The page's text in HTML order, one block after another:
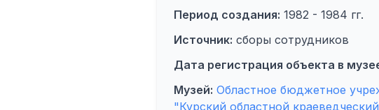
Период создания: 1982 - 1984 гг.
Источник: сборы сотрудников
Дата регистрация объекта в
Музей: Областное бюджетное
"Курский областной